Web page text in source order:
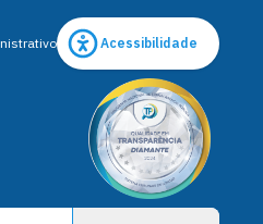
Acessibilidade